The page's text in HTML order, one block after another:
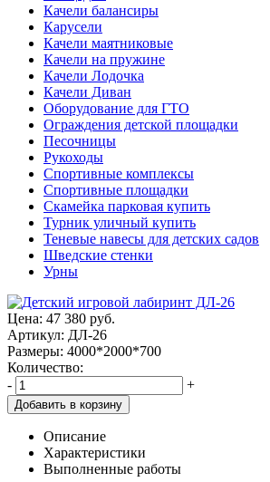
Качели балансиры
Карусели
Качели маятниковые
Качели на пружине
Качели Лодочка
Качели Диван
Оборудование для ГТО
Ограждения детской площадки
Песочницы
Рукоходы
Спортивные комплексы
Спортивные площадки
Скамейка парковая купить
Турник уличный купить
Теневые навесы для детских садов
Шведские стенки
Урны
Цена: 47 380 руб.
Артикул: ДЛ-26
Размеры: 4000*2000*700
Количество:
-
+
Добавить в корзину
Описание
Характеристики
Выполненные работы